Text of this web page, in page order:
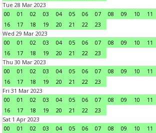
Tue 28 Mar 2023
00
01 02 03 04 05 06 07 08 09 10 11
16
17 18 19 20 21 22
23
Wed 29 Mar 2023
00
01 02 03 04 05 06 07 08 09 10 11
16
17 18 19 20 21 22
23
Thu 30 Mar 2023
00
01 02 03 04 05 06 07 08 09 10 11
16
17 18 19 20 21 22
23
Fri 31 Mar 2023
00
01 02 03 04 05 06 07 08 09 10 11
16
17 18 19 20 21 22
23
Sat 1 Apr 2023
00
01 02 03 04 05 06 07 08 09 10 11